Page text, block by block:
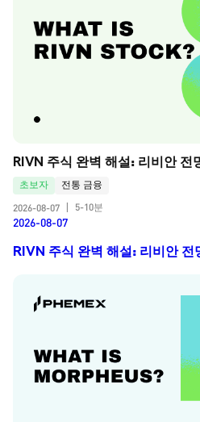
RIVN 주식 완벽 해설: 리비안 전
초보자
전통 금융
2026-08-07
5-10분
2026-08-07
RIVN 주식 완벽 해설: 리비안 전